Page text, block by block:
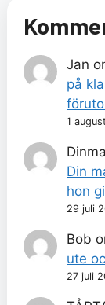
Jan
på
1
Din
hon
29 juli
Bob
ute
27 juli